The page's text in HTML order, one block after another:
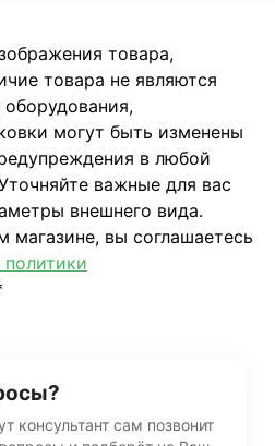
товара,
товара не являются
могут быть изменены
в любой
важные для вас
внешнего вида.
магазине, вы соглашаетесь
консультант сам позвонит